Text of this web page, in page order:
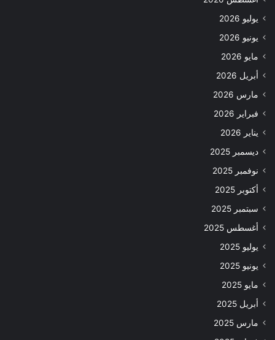
يوليو 2026
يونيو 2026
مايو 2026
أبريل 2026
مارس 2026
فبراير 2026
يناير 2026
ديسمبر 2025
نوفمبر 2025
أكتوبر 2025
سبتمبر 2025
أغسطس 2025
يوليو 2025
يونيو 2025
مايو 2025
أبريل 2025
مارس 2025